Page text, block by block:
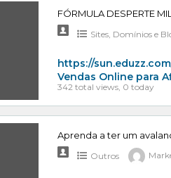
FÓRMULA DESPERTE
Sites, Domínios e
https://
Vendas Online para
342 total views, 0 today
Aprenda a ter um
Outros